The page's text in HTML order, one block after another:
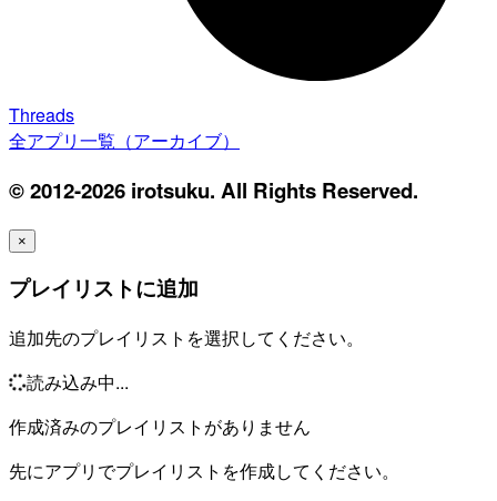
Threads
全アプリ一覧（アーカイブ）
© 2012-2026 irotsuku. All Rights Reserved.
×
プレイリストに追加
追加先のプレイリストを選択してください。
読み込み中...
作成済みのプレイリストがありません
先にアプリでプレイリストを作成してください。